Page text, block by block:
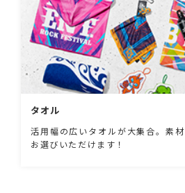
タオル
活用幅の広いタオルが大集合。素
お選びいただけます！